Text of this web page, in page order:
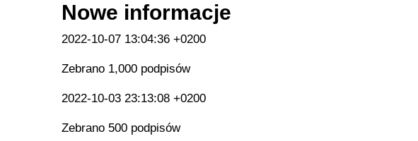
Nowe informacje
2022-10-07 13:04:36 +0200
Zebrano 1,000 podpisów
2022-10-03 23:13:08 +0200
Zebrano 500 podpisów